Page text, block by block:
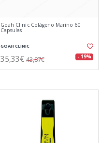
Goah Clinic Colágeno Marino 60
Capsulas
GOAH CLINIC
35,33€ 43,87€ - 19%